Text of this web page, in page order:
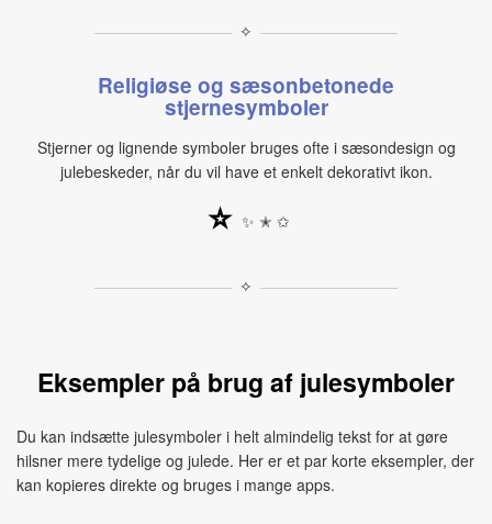
✧
Religiøse og sæsonbetonede
stjernesymboler
Stjerner og lignende symboler bruges ofte i sæsondesign og
julebeskeder, når du vil have et enkelt dekorativt ikon.
⭐ ✨ ✭ ✩
✧
Eksempler på brug af julesymboler
Du kan indsætte julesymboler i helt almindelig tekst for at gøre
hilsner mere tydelige og julede. Her er et par korte eksempler, der
kan kopieres direkte og bruges i mange apps.